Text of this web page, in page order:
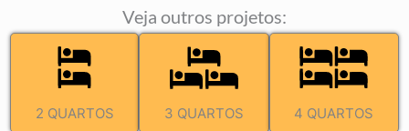
Veja outros projetos:
2 QUARTOS 3 QUARTOS 4 QUARTOS